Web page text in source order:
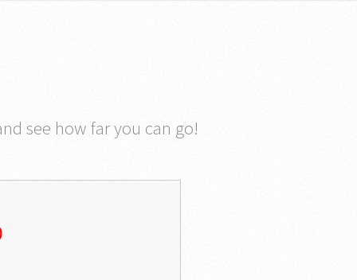
see how far you can go!